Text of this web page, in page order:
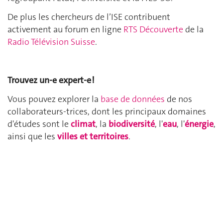
De plus les chercheurs de l’ISE contribuent
activement au forum en ligne RTS Découverte de la
Radio Télévision Suisse.
Trouvez un-e expert-e !
Vous pouvez explorer la base de données de nos
collaborateurs-trices, dont les principaux domaines
d'études sont leclimat, la biodiversité, l'eau, l'énergie,
ainsi que les villes et territoires.